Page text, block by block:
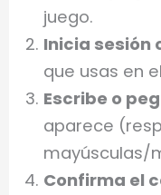
juego.
Inicia sesión
que usas en
Escribe o
aparece
mayúsculas/
Confirma el